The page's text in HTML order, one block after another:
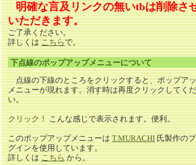
明確な言及リンクの無いtbは削除さ
いただきます。
ご了承ください。
詳しくはこちらで。
下点線のポップアップメニューについて
点線の下線のところをクリックすると、ポップア
メニューが現れます。消す時は再度クリックしてく
い。
クリック！ こんな感じで表示されます。便利。
このポップアップメニューはT.MURACHI氏製作の
グインを使用しています。
詳しくはこちらから。